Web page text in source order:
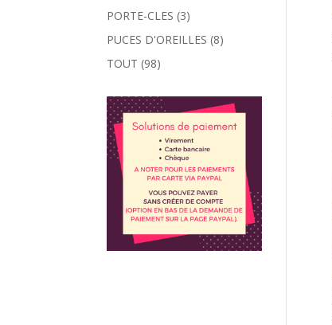
PORTE-CLES (3)
PUCES D'OREILLES (8)
TOUT (98)